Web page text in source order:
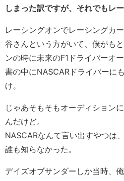
しまった訳ですが、それでもレ
レーシングオンでレーシングカ
谷さんという方がいて、僕がも
ンの時に未来のF1ドライバーオ
書の中にNASCARドライバーに
け。
じゃあそもそもオーディション
んだけど。
NASCARなんて言い出すやつは
誰も知らなかった。
デイズオブサンダーしか当時、